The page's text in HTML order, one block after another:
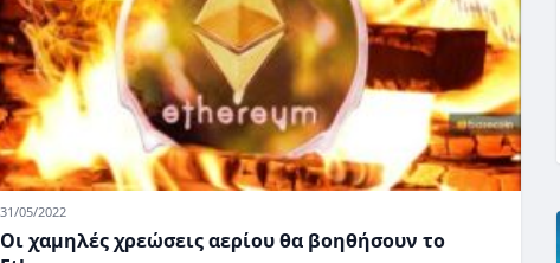
31/05/2022
Οι χαμηλές χρεώσεις αερίου θα βοηθήσουν το